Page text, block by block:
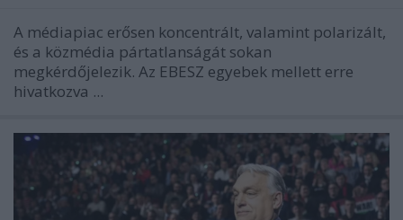
A médiapiac erősen koncentrált, valamint polarizált,
és a közmédia pártatlanságát sokan
megkérdőjelezik. Az EBESZ egyebek mellett erre
hivatkozva ...